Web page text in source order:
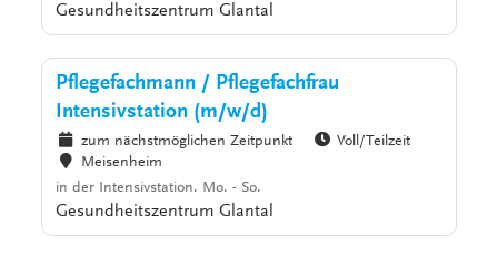
Gesundheitszentrum Glantal
Pflegefachmann / Pflegefachfrau
Intensivstation (m/w/d)
zum nächstmöglichen Zeitpunkt
Voll/Teilzeit
Meisenheim
in der Intensivstation. Mo. - So.
Gesundheitszentrum Glantal